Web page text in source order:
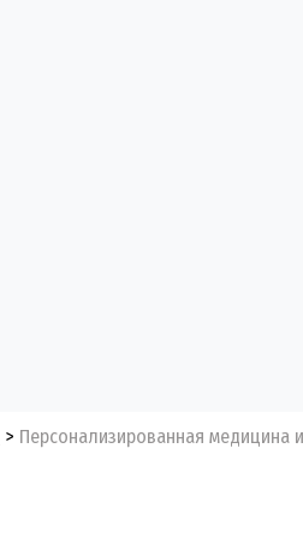
Персонализированная медицина